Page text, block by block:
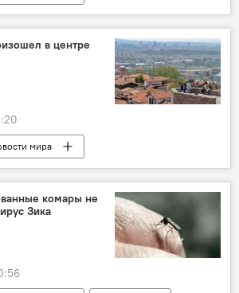
в центре
мира
комары не
Зика